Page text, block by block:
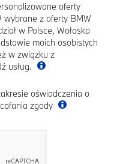
oferty
wybrane z oferty BMW
w Polsce, Wołoska
moich osobistych
w związku z
usług.
oświadczenia o
zgody